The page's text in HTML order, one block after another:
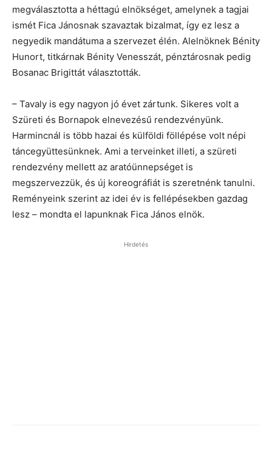
megválasztotta a héttagú elnökséget, amelynek a tagjai
ismét Fica Jánosnak szavaztak bizalmat, így ez lesz a
negyedik mandátuma a szervezet élén. Alelnöknek Bénity
Hunort, titkárnak Bénity Venesszát, pénztárosnak pedig
Bosanac Brigittát választották.
– Tavaly is egy nagyon jó évet zártunk. Sikeres volt a
Szüreti és Bornapok elnevezésű rendezvényünk.
Harmincnál is több hazai és külföldi föllépése volt népi
táncegyüttesünknek. Ami a terveinket illeti, a szüreti
rendezvény mellett az aratóünnepséget is
megszervezzük, és új koreográfiát is szeretnénk tanulni.
Reményeink szerint az idei év is fellépésekben gazdag
lesz – mondta el lapunknak Fica János elnök.
Hirdetés